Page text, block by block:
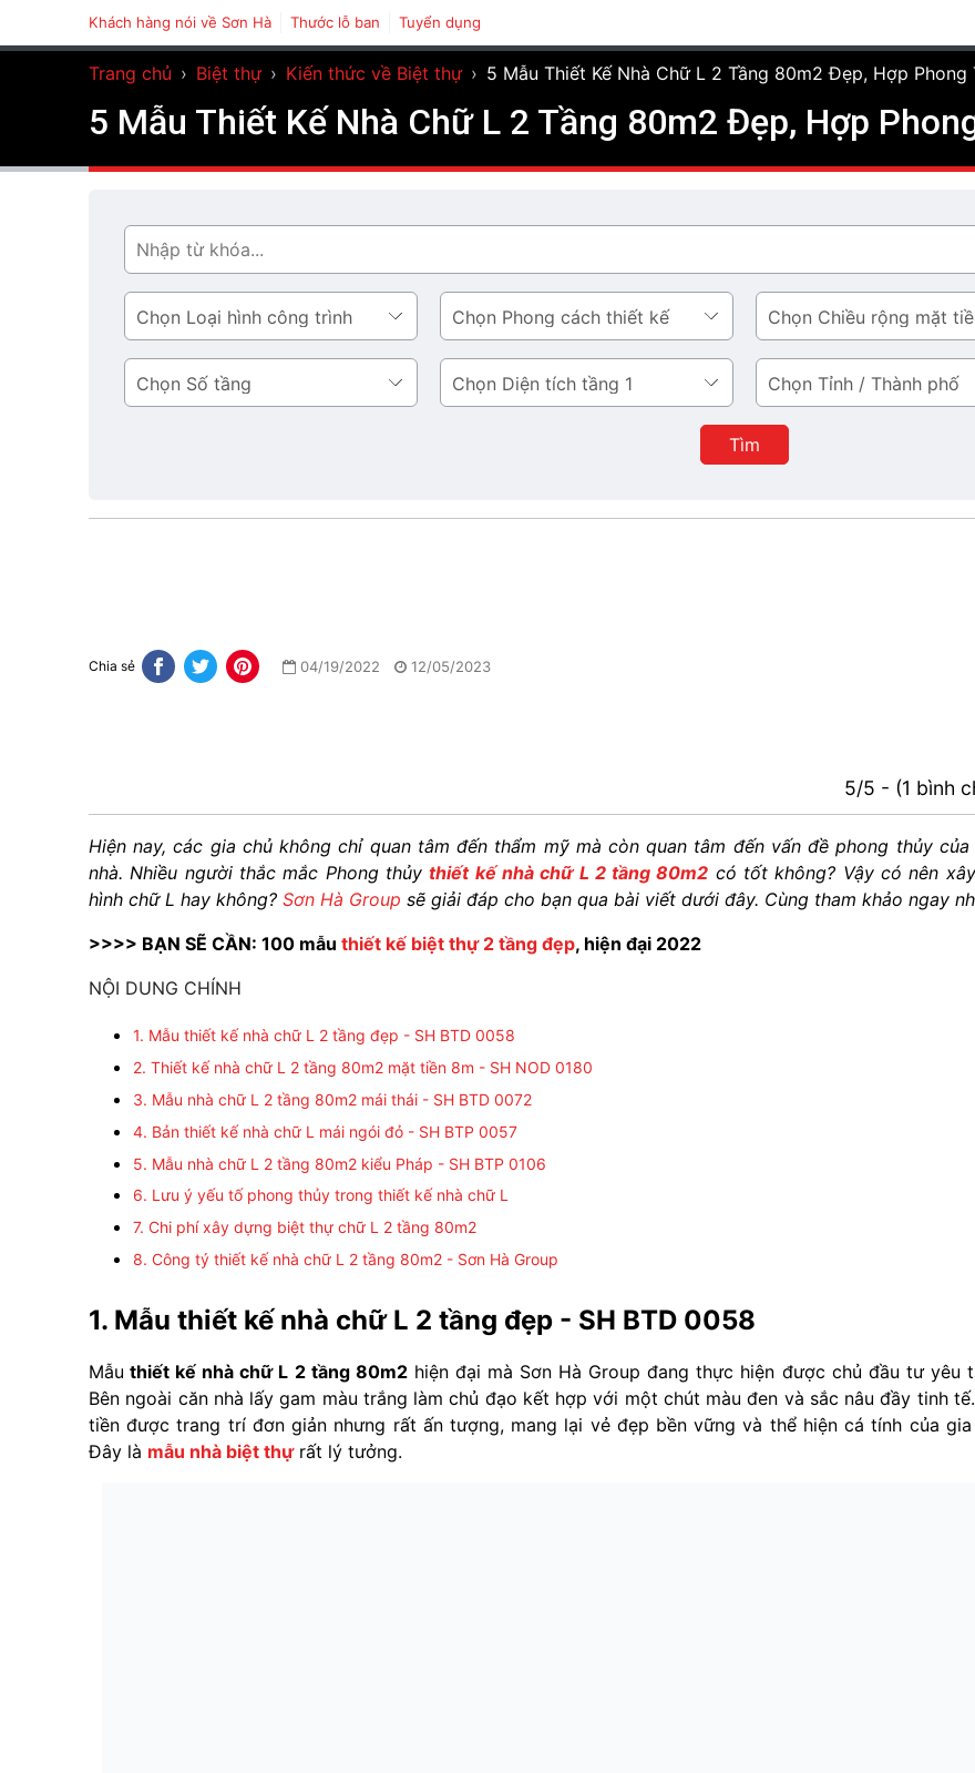
Khách hàng nói về Sơn Hà Thước lỗ ban Tuyển dụng
Trang chủ › Biệt thự › Kiến thức về Biệt thự › 5 Mẫu Thiết Kế Nhà Chữ L 2 Tầng 80m2 Đẹp, Hợp Phong
5 Mẫu Thiết Kế Nhà Chữ L 2 Tầng 80m2 Đẹp, Hợp
Tìm
Loại
hình
công
trình
Phong
cách
thiết
kế
Chiều
rộng
mặt
tiền
Số
tầng
Diện
tích
Tỉnh
/
Thành
phố
Tìm
Chia sẻ 04/19/2022 12/05/2023
5/5 - (1 bình
Hiện nay, các gia chủ không chỉ quan tâm đến thẩm mỹ mà còn quan tâm đến vấn đề phong thủy của
nhà. Nhiều người thắc mắc Phong thủythiết kế nhà chữ L 2 tầng 80m2 có tốt không? Vậy có nên
hình chữ L hay không? Sơn Hà Group sẽ giải đáp cho bạn qua bài viết dưới đây. Cùng tham khảo ngay
>>>> BẠN SẼ CẦN: 100 mẫu thiết kế biệt thự 2 tầng đẹp, hiện đại 2022
NỘI DUNG CHÍNH
1. Mẫu thiết kế nhà chữ L 2 tầng đẹp - SH BTD 0058
2. Thiết kế nhà chữ L 2 tầng 80m2 mặt tiền 8m - SH NOD 0180
3. Mẫu nhà chữ L 2 tầng 80m2 mái thái - SH BTD 0072
4. Bản thiết kế nhà chữ L mái ngói đỏ - SH BTP 0057
5. Mẫu nhà chữ L 2 tầng 80m2 kiểu Pháp - SH BTP 0106
6. Lưu ý yếu tố phong thủy trong thiết kế nhà chữ L
7. Chi phí xây dựng biệt thự chữ L 2 tầng 80m2
8. Công tý thiết kế nhà chữ L 2 tầng 80m2 - Sơn Hà Group
1. Mẫu thiết kế nhà chữ L 2 tầng đẹp - SH BTD 0058
Mẫu thiết kế nhà chữ L 2 tầng 80m2hiện đại mà Sơn Hà Group đang thực hiện được chủ đầu tư yêu
Bên ngoài căn nhà lấy gam màu trắng làm chủ đạo kết hợp với một chút màu đen và sắc nâu đầy tinh
tiền được trang trí đơn giản nhưng rất ấn tượng, mang lại vẻ đẹp bền vững và thể hiện cá tính của gia
Đây là mẫu nhà biệt thựrất lý tưởng.